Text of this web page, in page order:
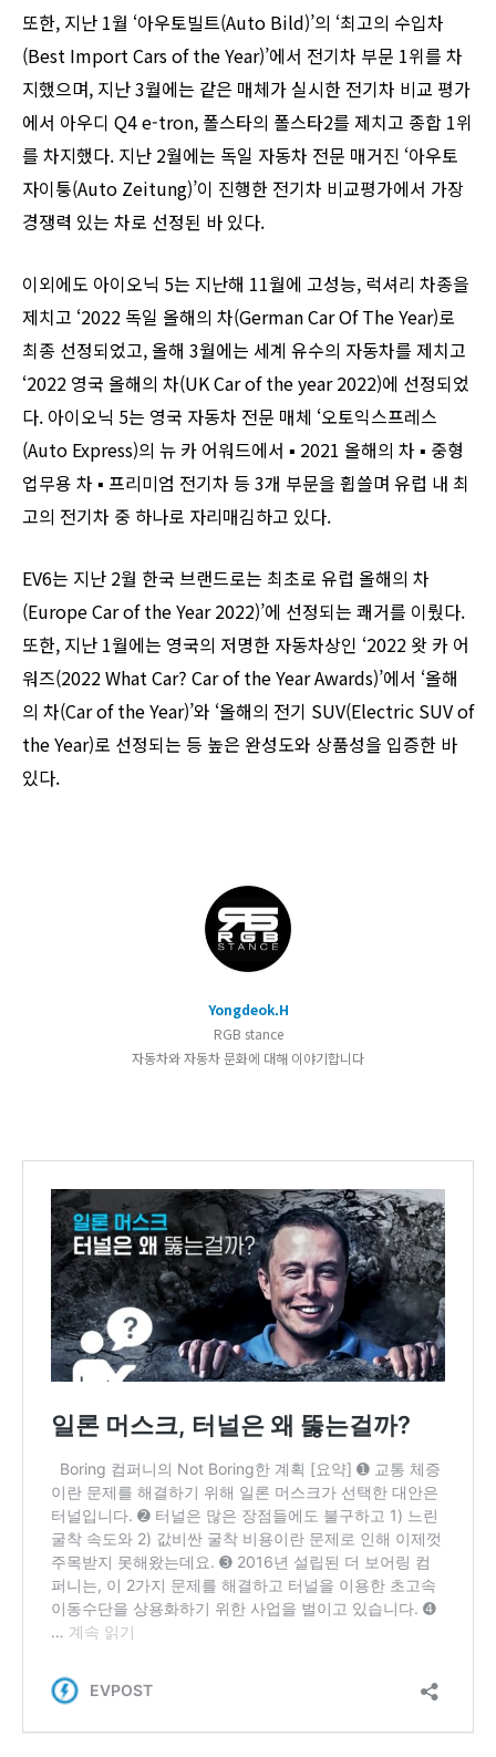
또한, 지난 1월 ‘아우토빌트(Auto Bild)’의 ‘최고의 수입차
(Best Import Cars of the Year)’에서 전기차 부문 1위를 차
지했으며, 지난 3월에는 같은 매체가 실시한 전기차 비교 평가
에서 아우디 Q4 e-tron, 폴스타의 폴스타2를 제치고 종합 1위
를 차지했다. 지난 2월에는 독일 자동차 전문 매거진 ‘아우토
자이퉁(Auto Zeitung)’이 진행한 전기차 비교평가에서 가장
경쟁력 있는 차로 선정된 바 있다.
이외에도 아이오닉 5는 지난해 11월에 고성능, 럭셔리 차종을
제치고 ‘2022 독일 올해의 차(German Car Of The Year)로
최종 선정되었고, 올해 3월에는 세계 유수의 자동차를 제치고
‘2022 영국 올해의 차(UK Car of the year 2022)에 선정되었
다. 아이오닉 5는 영국 자동차 전문 매체 ‘오토익스프레스
(Auto Express)의 뉴 카 어워드에서 ▪︎ 2021 올해의 차 ▪︎ 중형
업무용 차 ▪︎ 프리미엄 전기차 등 3개 부문을 휩쓸며 유럽 내 최
고의 전기차 중 하나로 자리매김하고 있다.
EV6는 지난 2월 한국 브랜드로는 최초로 유럽 올해의 차
(Europe Car of the Year 2022)’에 선정되는 쾌거를 이뤘다.
또한, 지난 1월에는 영국의 저명한 자동차상인 ‘2022 왓 카 어
워즈(2022 What Car? Car of the Year Awards)’에서 ‘올해
의 차(Car of the Year)’와 ‘올해의 전기 SUV(Electric SUV of
the Year)로 선정되는 등 높은 완성도와 상품성을 입증한 바
있다.
Yongdeok.H
RGB stance
자동차와 자동차 문화에 대해 이야기합니다